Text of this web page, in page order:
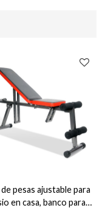
pesas ajustable para
en casa, banco para